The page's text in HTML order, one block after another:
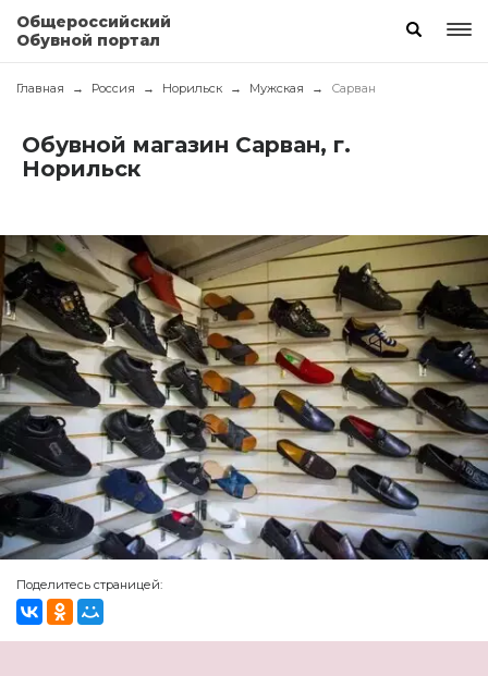
Общероссийский
Обувной портал
Главная Россия Норильск Мужская Сарван
Обувной магазин Сарван, г.
Норильск
Поделитесь страницей: